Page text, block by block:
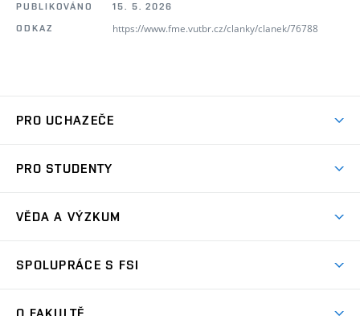
PUBLIKOVÁNO
15. 5. 2026
ODKAZ
https://www.fme.vutbr.cz/clanky/clanek/76788
PRO UCHAZEČE
Ambasadoři studia
Zápisy
PRO STUDENTY
Studijní předpisy
VĚDA A VÝZKUM
Oblasti výzkumu
SPOLUPRÁCE S FSI